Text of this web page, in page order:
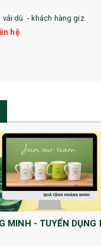
vải dù - khách hàng giz
hệ
MINH - TUYỂN DỤNG